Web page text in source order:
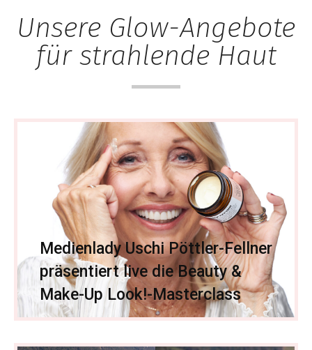
Unsere Glow-Angebote
für strahlende Haut
Medienlady Uschi Pöttler-Fellner
präsentiert live die Beauty &
Make-Up Look!-Masterclass